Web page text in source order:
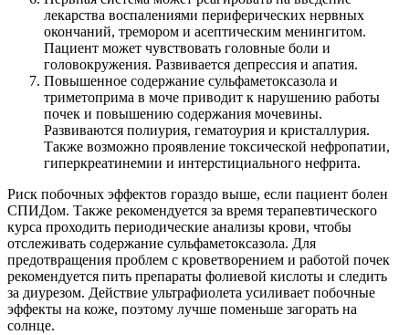
лекарства воспалениями периферических нервных
окончаний, тремором и асептическим менингитом.
Пациент может чувствовать головные боли и
головокружения. Развивается депрессия и апатия.
Повышенное содержание сульфаметоксазола и
триметоприма в моче приводит к нарушению работы
почек и повышению содержания мочевины.
Развиваются полиурия, гематоурия и кристаллурия.
Также возможно проявление токсической нефропатии,
гиперкреатинемии и интерстициального нефрита.
Риск побочных эффектов гораздо выше, если пациент болен
СПИДом. Также рекомендуется за время терапевтического
курса проходить периодические анализы крови, чтобы
отслеживать содержание сульфаметоксазола. Для
предотвращения проблем с кроветворением и работой почек
рекомендуется пить препараты фолиевой кислоты и следить
за диурезом. Действие ультрафиолета усиливает побочные
эффекты на коже, поэтому лучше поменьше загорать на
солнце.